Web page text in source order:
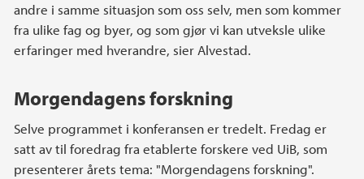
andre i samme situasjon som oss selv, men som kommer
fra ulike fag og byer, og som gjør vi kan utveksle ulike
erfaringer med hverandre, sier Alvestad.
Morgendagens forskning
Selve programmet i konferansen er tredelt. Fredag er
satt av til foredrag fra etablerte forskere ved UiB, som
presenterer årets tema: "Morgendagens forskning".